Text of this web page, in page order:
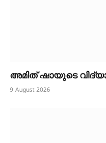
അമിത് ഷായുടെ
9 August 2026